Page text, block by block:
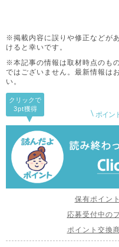
※掲載内容に誤りや修正などが
けると幸いです。
※本記事の情報は取材時点のも
ではございません。 最新情報は
い。
ポイン
クリックで
3pt獲得
保有ポイン
応募受付中の
ポイント交換